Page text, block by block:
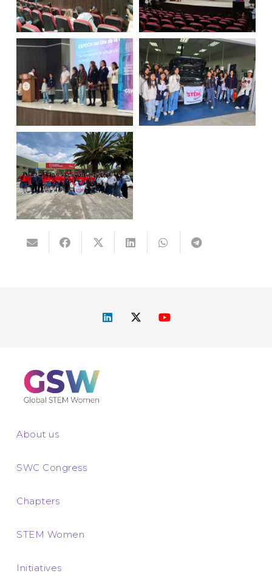
About us
SWC Congress
Chapters
STEM Women
Initiatives